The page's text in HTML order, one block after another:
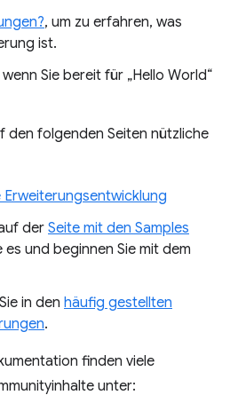
, um zu erfahren, was
ist.
wenn Sie bereit für „Hello World“
den folgenden Seiten nützliche
der Seite mit den Samples
es und beginnen Sie mit dem
in den häufig gestellten
.
finden viele
unter: